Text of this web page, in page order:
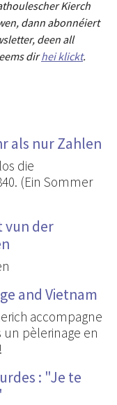
Kierch
dann abonnéiert
, deen all
dirhei klickt.
als nur Zahlen
die
(Ein Sommer
vun der
and Vietnam
accompagne
un pèlerinage en
: "Je te